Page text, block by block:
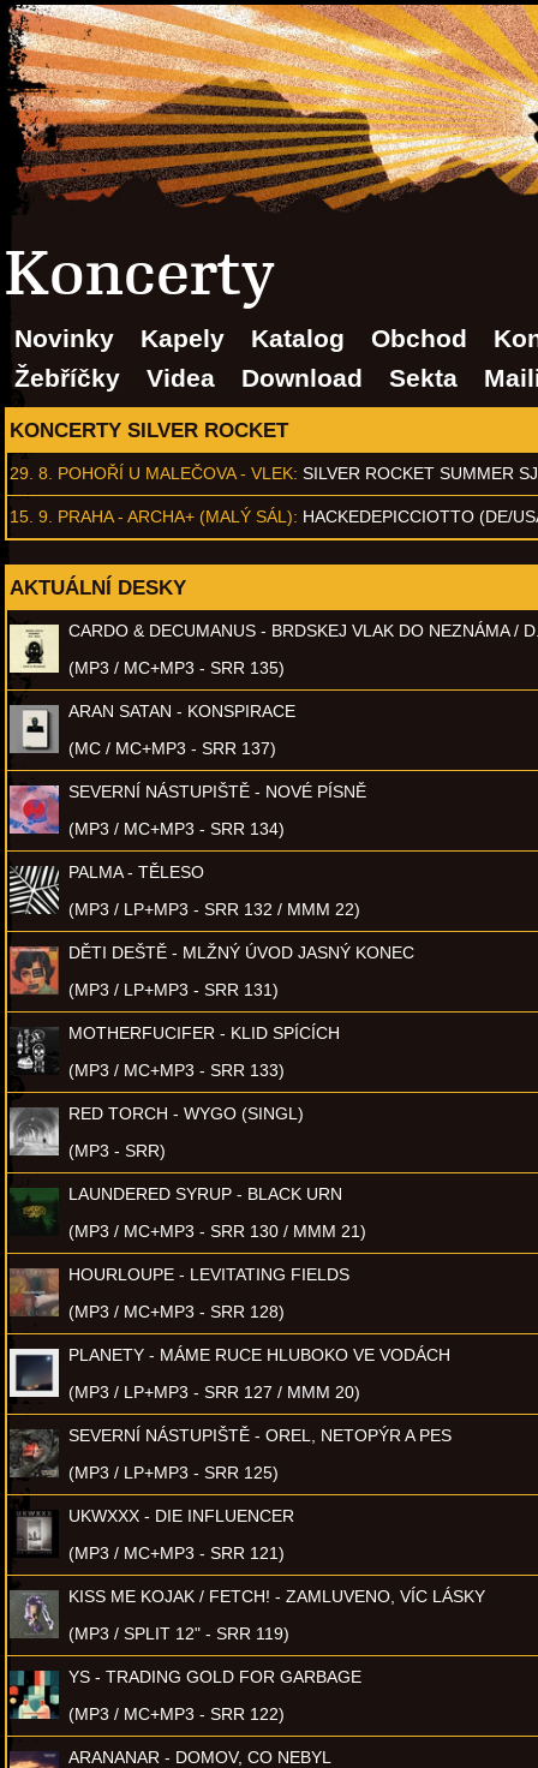
Koncerty
Novinky Kapely Katalog Obchod
Žebříčky
Videa Download Sekta
KONCERTY SILVER ROCKET
29. 8. POHOŘÍ U MALEČOVA - VLEK: SILVER ROCKET SUMMER
15. 9. PRAHA - ARCHA+ (MALÝ SÁL): HACKEDEPICCIOTTO (DE/
AKTUÁLNÍ DESKY
CARDO & DECUMANUS - BRDSKEJ VLAK DO NEZNÁMA /
(MP3 / MC+MP3 - SRR 135)
ARAN SATAN - KONSPIRACE
(MC / MC+MP3 - SRR 137)
SEVERNÍ NÁSTUPIŠTĚ - NOVÉ PÍSNĚ
(MP3 / MC+MP3 - SRR 134)
PALMA - TĚLESO
(MP3 / LP+MP3 - SRR 132 / MMM 22)
DĚTI DEŠTĚ - MLŽNÝ ÚVOD JASNÝ KONEC
(MP3 / LP+MP3 - SRR 131)
MOTHERFUCIFER - KLID SPÍCÍCH
(MP3 / MC+MP3 - SRR 133)
RED TORCH - WYGO (SINGL)
(MP3 - SRR)
LAUNDERED SYRUP - BLACK URN
(MP3 / MC+MP3 - SRR 130 / MMM 21)
HOURLOUPE - LEVITATING FIELDS
(MP3 / MC+MP3 - SRR 128)
PLANETY - MÁME RUCE HLUBOKO VE VODÁCH
(MP3 / LP+MP3 - SRR 127 / MMM 20)
SEVERNÍ NÁSTUPIŠTĚ - OREL, NETOPÝR A PES
(MP3 / LP+MP3 - SRR 125)
UKWXXX - DIE INFLUENCER
(MP3 / MC+MP3 - SRR 121)
KISS ME KOJAK / FETCH! - ZAMLUVENO, VÍC LÁSKY
(MP3 / SPLIT 12" - SRR 119)
YS - TRADING GOLD FOR GARBAGE
(MP3 / MC+MP3 - SRR 122)
ARANANAR - DOMOV, CO NEBYL